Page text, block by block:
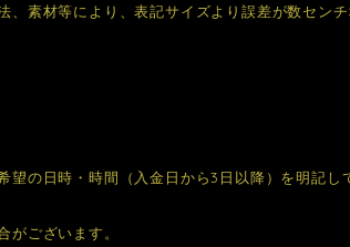
、素材等により、表記サイズより誤差が数セン
の日時・時間（入金日から3日以降）を明記し
がございます。